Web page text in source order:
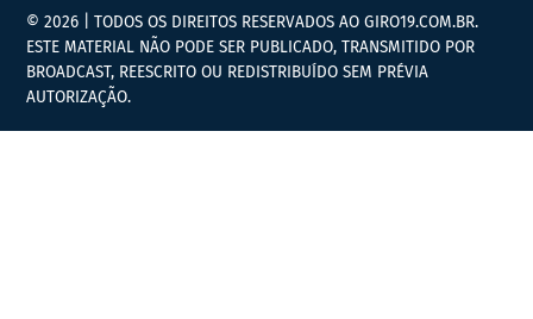
© 2026 | TODOS OS DIREITOS RESERVADOS AO GIRO19.COM.BR.
ESTE MATERIAL NÃO PODE SER PUBLICADO, TRANSMITIDO POR
BROADCAST, REESCRITO OU REDISTRIBUÍDO SEM PRÉVIA
AUTORIZAÇÃO.